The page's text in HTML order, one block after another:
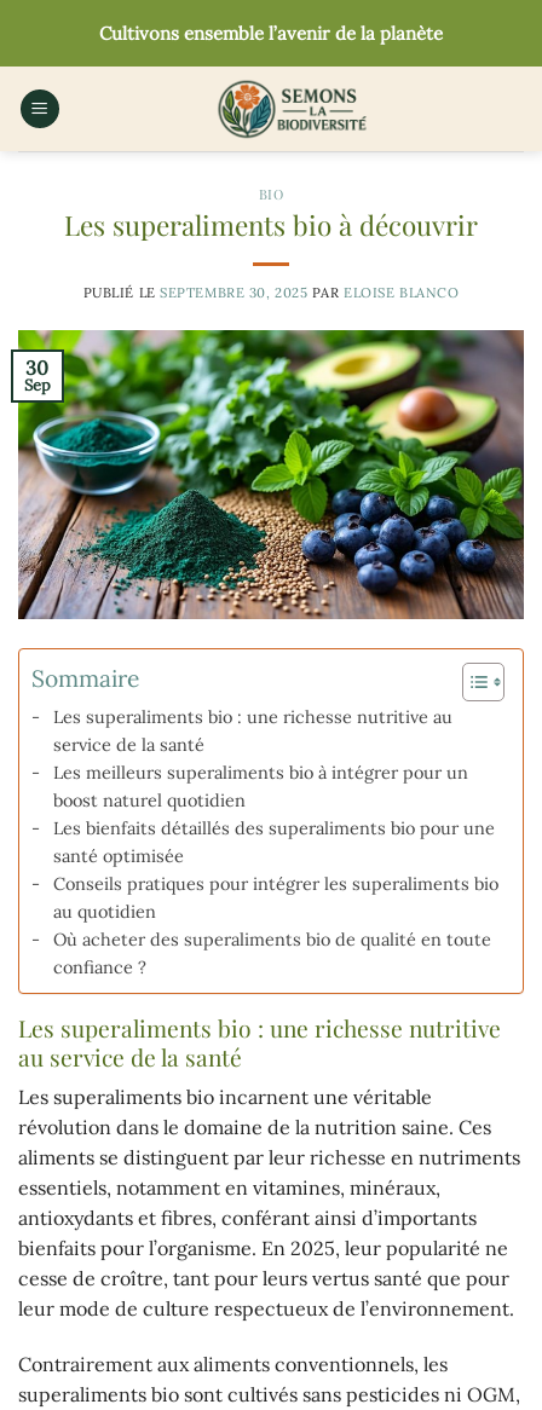
contenu
Cultivons ensemble l’avenir de la planète
BIO
Les superaliments bio à découvrir
PUBLIÉ LESEPTEMBRE 30, 2025 PARELOISE BLANCO
30
Sep
Sommaire
Les superaliments bio : une richesse nutritive au
service de la santé
Les meilleurs superaliments bio à intégrer pour un
boost naturel quotidien
Les bienfaits détaillés des superaliments bio pour une
santé optimisée
Conseils pratiques pour intégrer les superaliments bio
au quotidien
Où acheter des superaliments bio de qualité en toute
confiance ?
Les superaliments bio : une richesse nutritive
au service de la santé
Les superaliments bio incarnent une véritable
révolution dans le domaine de la nutrition saine. Ces
aliments se distinguent par leur richesse en nutriments
essentiels, notamment en vitamines, minéraux,
antioxydants et fibres, conférant ainsi d’importants
bienfaits pour l’organisme. En 2025, leur popularité ne
cesse de croître, tant pour leurs vertus santé que pour
leur mode de culture respectueux de l’environnement.
Contrairement aux aliments conventionnels, les
superaliments bio sont cultivés sans pesticides ni OGM,